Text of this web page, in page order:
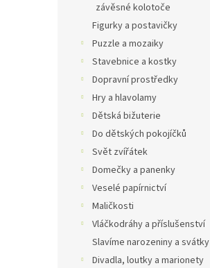
závěsné kolotoče
Figurky a postavičky
Puzzle a mozaiky
Stavebnice a kostky
Dopravní prostředky
Hry a hlavolamy
Dětská bižuterie
Do dětských pokojíčků
Svět zvířátek
Domečky a panenky
Veselé papírnictví
Maličkosti
Vláčkodráhy a příslušenství
Slavíme narozeniny a svátky
Divadla, loutky a marionety